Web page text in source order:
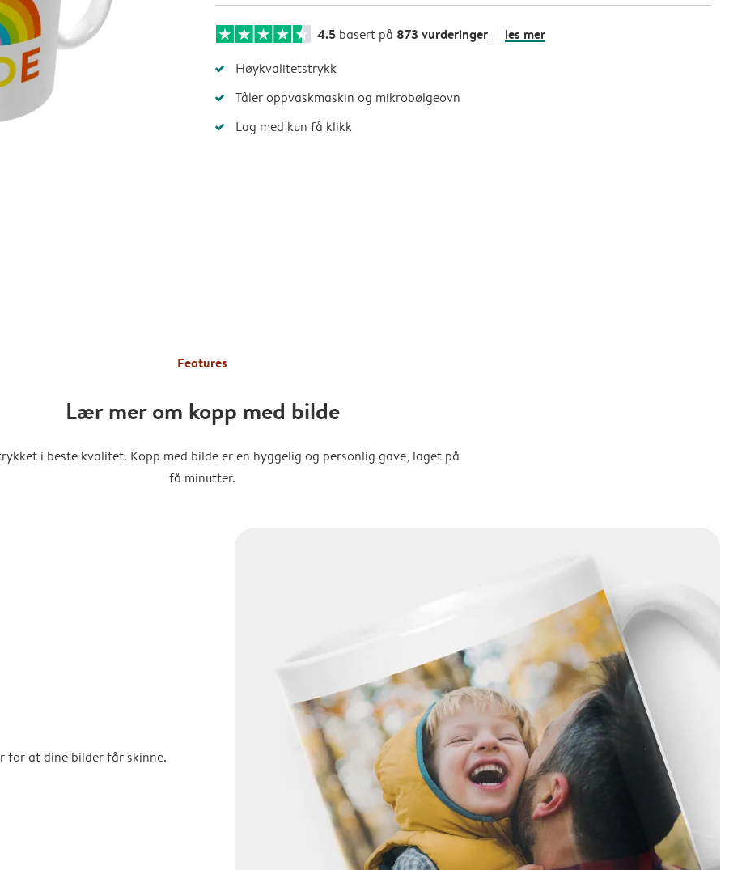
4.5 basert på 873 vurderinger les mer
Høykvalitetstrykk
Tåler oppvaskmaskin og mikrobølgeovn
Lag med kun få klikk
Features
Lær mer om kopp med bilde
i beste kvalitet. Kopp med bilde er en hyggelig og personlig gave, laget på
få minutter.
for at dine bilder får skinne.